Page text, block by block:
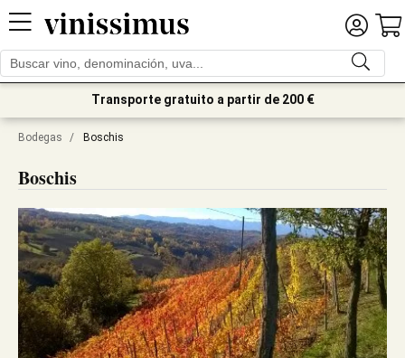
Transporte gratuito a partir de 200 €
Bodegas / Boschis
Boschis